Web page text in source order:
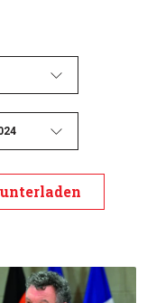
Grand Est Franck Leroy,